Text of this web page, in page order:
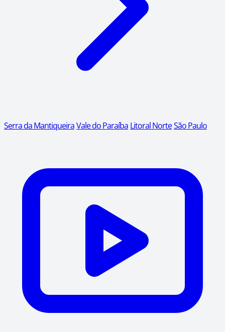
Serra da MantiqueiraVale do Paraíba Litoral NorteSão Paulo